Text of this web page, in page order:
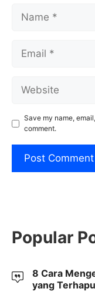
Name
Email
Website
Save my name,
comment.
Popular
8 Cara
yang